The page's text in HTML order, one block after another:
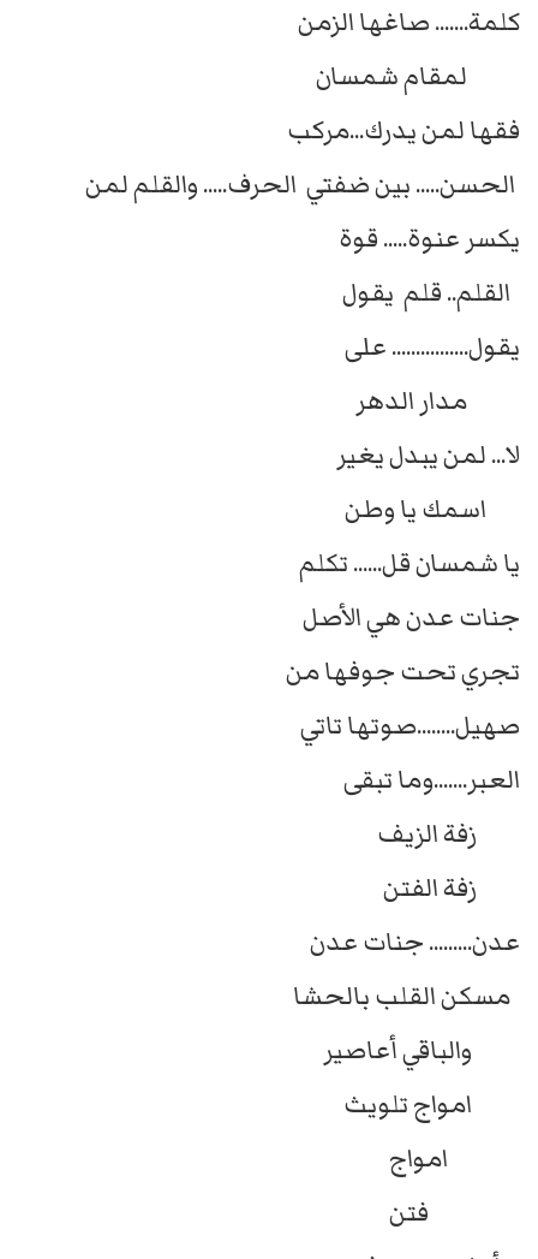
كلمة....... صاغها الزمن
لمقام شمسان
فقها لمن يدرك...مركب
الحسن..... بين ضفتي الحرف..... والقلم لمن
يكسر عنوة..... قوة
القلم.. قلم يقول
يقول................ على
مدار الدهر
لا... لمن يبدل يغير
اسمك يا وطن
يا شمسان قل...... تكلم
جنات عدن هي الأصل
تجري تحت جوفها من
صهيل........صوتها تاتي
العبر.......وما تبقى
زفة الزيف
زفة الفتن
عدن......... جنات عدن
مسكن القلب بالحشا
والباقي أعاصير
امواج تلويث
امواج
فتن